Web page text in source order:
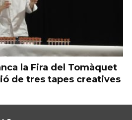
la Fira del Tomàquet
de tres tapes creatives